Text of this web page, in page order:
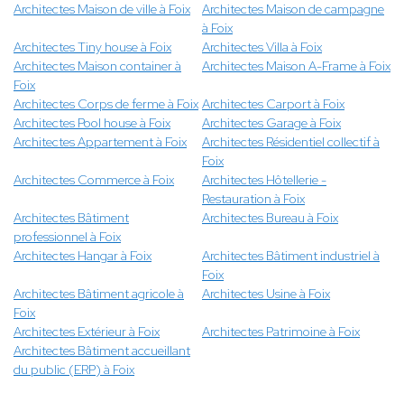
Architectes Maison de ville à Foix
Architectes Maison de campagne
à Foix
Architectes Tiny house à Foix
Architectes Villa à Foix
Architectes Maison container à
Foix
Architectes Maison A-Frame à Foix
Architectes Corps de ferme à Foix Architectes Carport à Foix
Architectes Pool house à Foix
Architectes Garage à Foix
Architectes Appartement à Foix
Architectes Résidentiel collectif à
Foix
Architectes Commerce à Foix
Architectes Hôtellerie -
Restauration à Foix
Architectes Bâtiment
professionnel à Foix
Architectes Bureau à Foix
Architectes Hangar à Foix
Architectes Bâtiment industriel à
Foix
Architectes Bâtiment agricole à
Foix
Architectes Usine à Foix
Architectes Extérieur à Foix
Architectes Patrimoine à Foix
Architectes Bâtiment accueillant
du public (ERP) à Foix